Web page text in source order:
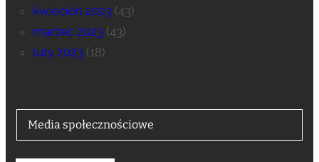
kwiecień 2023 (43)
marzec 2023 (43)
luty 2023 (18)
Media społecznościowe